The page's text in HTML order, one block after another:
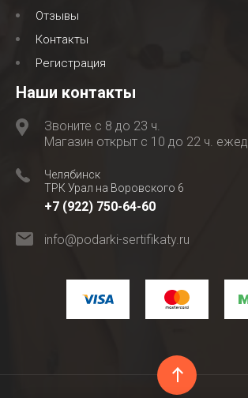
Отзывы
Контакты
Регистрация
Наши контакты
Звоните с 8 до 23 ч.
Магазин открыт с 10 до 22 ч.
Челябинск
ТРК Урал на Воровского 6
+7 (922) 750-64-60
info@podarki-sertifikaty.ru